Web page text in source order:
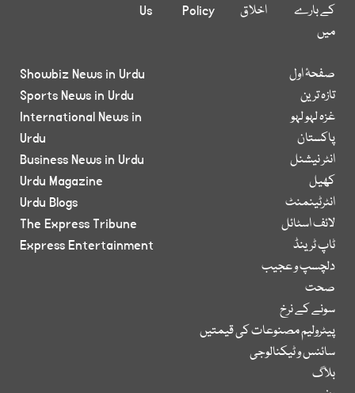
کے بارے
میں
اخلاق
Policy
Us
صفحۂ اول
تازہ ترین
غزہ لہو لہو
پاکستان
انٹر نیشنل
کھیل
انٹرٹینمنٹ
لائف اسٹائل
ٹاپ ٹرینڈ
دلچسپ و عجیب
صحت
سونے کے نرخ
پیٹرولیم مصنوعات کی قیمتیں
سائنس و ٹیکنالوجی
بلاگ
Showbiz News in Urdu
Sports News in Urdu
International News in
Urdu
Business News in Urdu
Urdu Magazine
Urdu Blogs
The Express Tribune
Express Entertainment